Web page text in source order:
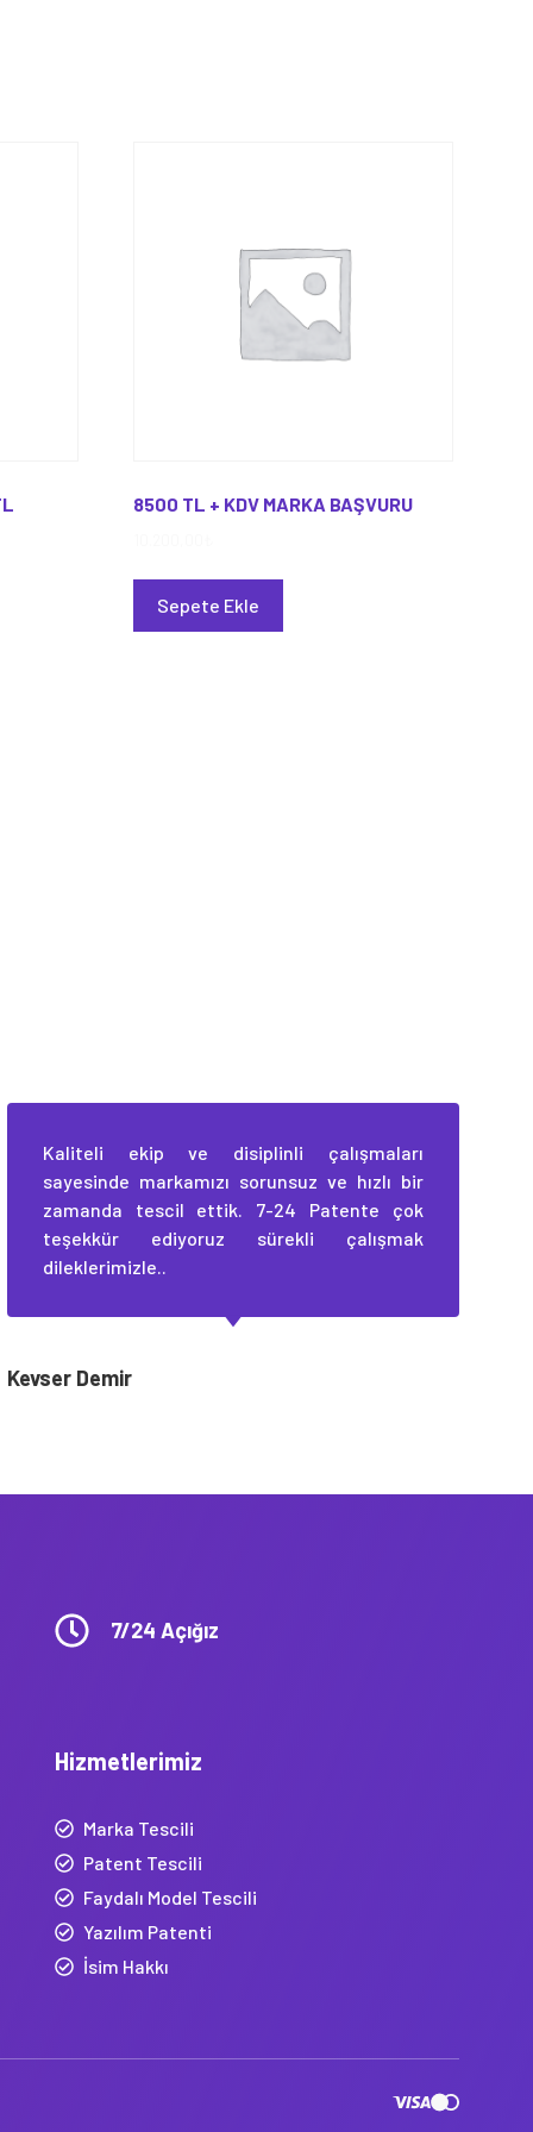
8500 TL + KDV MARKA BAŞVURU
Sepete Ekle
Kaliteli ekip ve disiplinli çalışmaları
sayesinde markamızı sorunsuz ve hızlı bir
zamanda tescil ettik. 7-24 Patente çok
teşekkür ediyoruz sürekli çalışmak
dileklerimizle..
Kevser Demir
7/24 Açığız
Hizmetlerimiz
Marka Tescili
Patent Tescili
Faydalı Model Tescili
Yazılım Patenti
İsim Hakkı